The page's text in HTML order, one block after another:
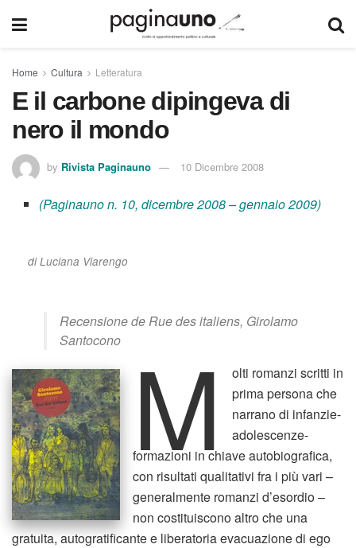
Home Cultura Letteratura
E il carbone dipingeva di
nero il mondo
by Rivista Paginauno 10 Dicembre 2008
(Paginauno n. 10, dicembre 2008 – gennaio 2009)
di Luciana Viarengo
Recensione deRue des italiens, Girolamo
Santocono
M
olti romanzi scritti in
prima persona che
narrano di infanzie-
adolescenze-
formazioni in chiave autobiografica,
con risultati qualitativi fra i più vari –
generalmente romanzi d’esordio –
non costituiscono altro che una
gratuita, autogratificante e liberatoria evacuazione di ego